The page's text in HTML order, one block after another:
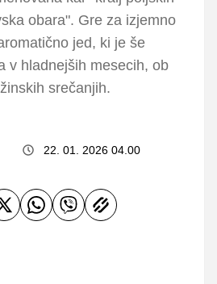
obara". Gre za izjemno
jed, ki je še
v hladnejših mesecih, ob
srečanjih.
22. 01. 2026 04.00